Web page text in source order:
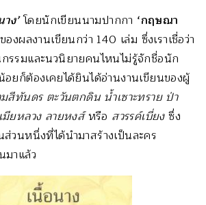
าง’โดยนักเขียนนามปากกา ‘กฤษณา
องผลงานเขียนกว่า 140 เล่ม ซึ่งเราเชื่อว่า
รรมและนวนิยายคนไหนไม่รู้จักชื่อนัก
ยก็ต้องเคยได้ยินได้อ่านงานเขียนของผู้
สีทันดร ตะวันตกดิน น้ำเซาะทราย ป่า
ยหลวง ลายหงส์หรือ สวรรค์เบี่ยงซึ่ง
วนหนึ่งที่ได้นำมาสร้างเป็นละคร
มาแล้ว